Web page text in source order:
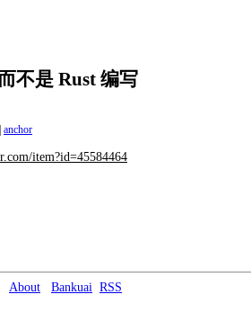
不是 Rust 编写
anchor
item?id=45584464
About Bankuai RSS